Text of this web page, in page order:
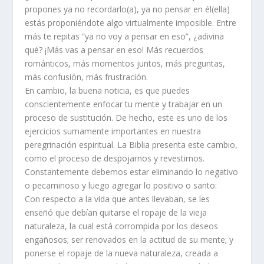
propones ya no recordarlo(a), ya no pensar en él(ella)
estás proponiéndote algo virtualmente imposible. Entre
más te repitas “ya no voy a pensar en eso”, ¿adivina
qué? ¡Más vas a pensar en eso! Más recuerdos
románticos, más momentos juntos, más preguntas,
más confusión, más frustración.
En cambio, la buena noticia, es que puedes
conscientemente enfocar tu mente y trabajar en un
proceso de sustitución. De hecho, este es uno de los
ejercicios sumamente importantes en nuestra
peregrinación espiritual. La Biblia presenta este cambio,
como el proceso de despojarnos y revestirnos.
Constantemente debemos estar eliminando lo negativo
o pecaminoso y luego agregar lo positivo o santo:
Con respecto a la vida que antes llevaban, se les
enseñó que debían quitarse el ropaje de la vieja
naturaleza, la cual está corrompida por los deseos
engañosos; ser renovados en la actitud de su mente; y
ponerse el ropaje de la nueva naturaleza, creada a